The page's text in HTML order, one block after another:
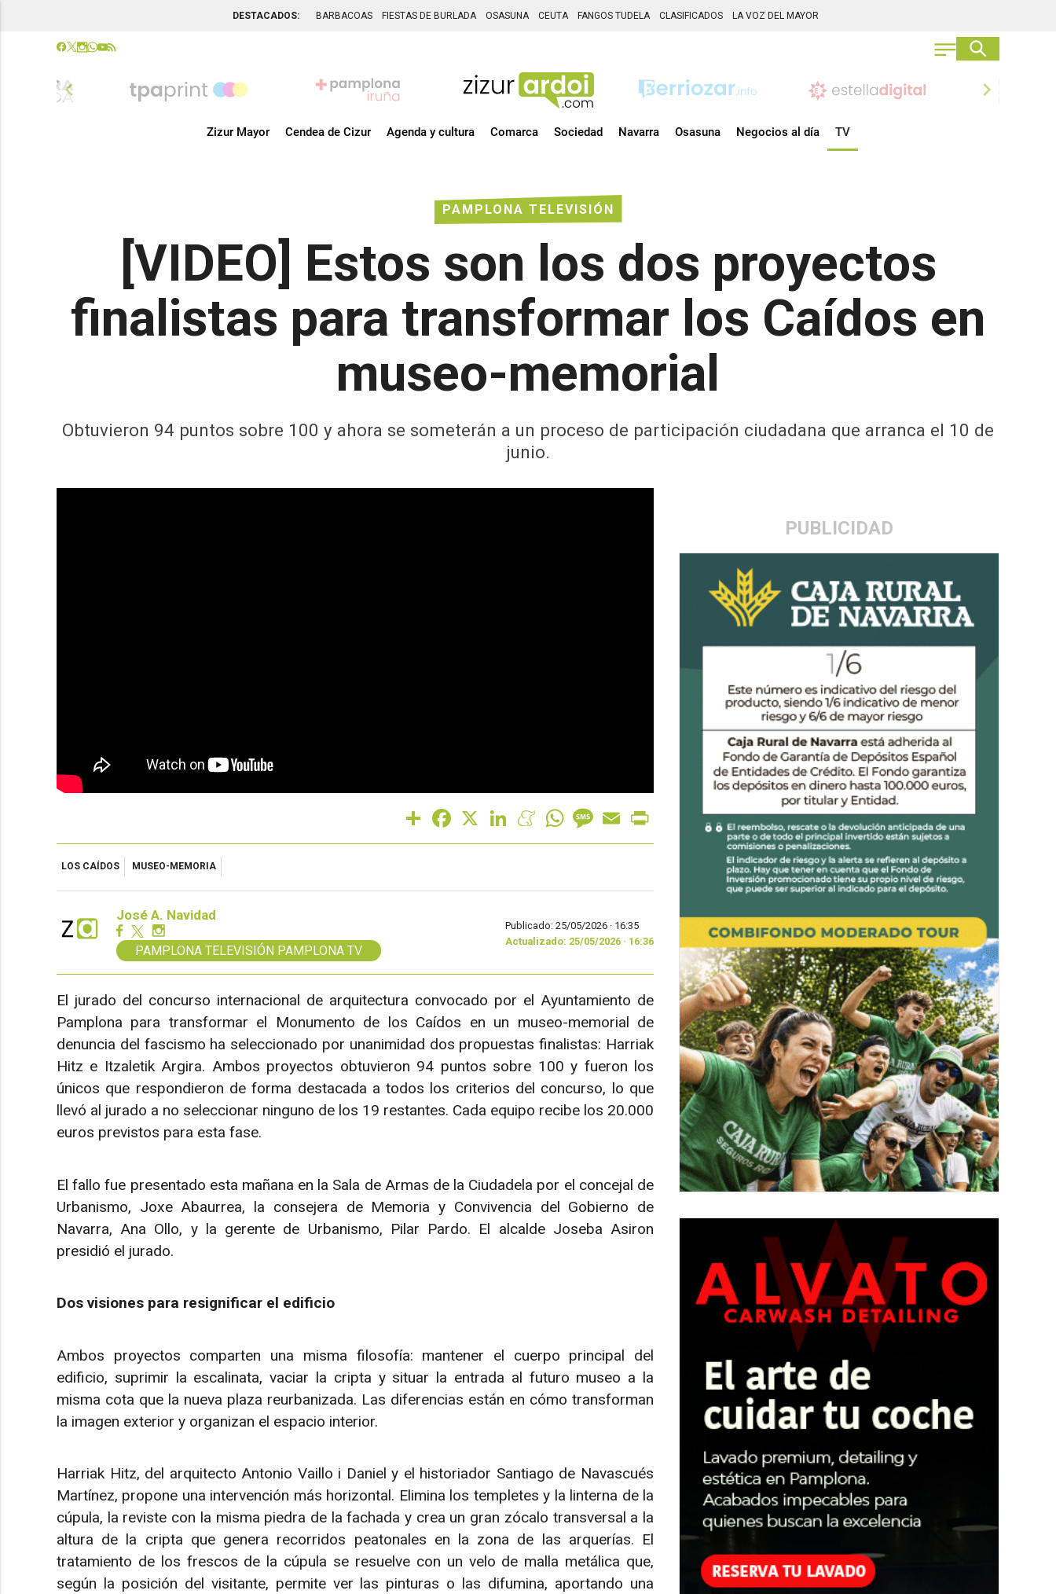
DESTACADOS: BARBACOAS FIESTAS DE BURLADA OSASUNA CEUTA FANGOS TUDELA CLASIFICADOS LA VOZ DEL MAYOR
chevron_left chevron_right
Zizur Mayor Cendea de Cizur Agenda y cultura Comarca Sociedad Navarra Osasuna Negocios al día TV
PAMPLONA TELEVISIÓN
[VIDEO] Estos son los dos proyectos
finalistas para transformar los Caídos en
museo-memorial
Obtuvieron 94 puntos sobre 100 y ahora se someterán a un proceso de participación ciudadana que arranca el 10 de
junio.
PUBLICIDAD
Share Facebook LinkedInMeneameWhatsAppMessage
Email
LOS CAÍDOS MUSEO-MEMORIA
José A. Navidad
PAMPLONA TELEVISIÓN PAMPLONA TV
Publicado: 25/05/2026 · 16:35
Actualizado: 25/05/2026 · 16:36
El jurado del concurso internacional de arquitectura convocado por el Ayuntamiento de
Pamplona para transformar el Monumento de los Caídos en un museo-memorial de
denuncia del fascismo ha seleccionado por unanimidad dos propuestas finalistas: Harriak
Hitz e Itzaletik Argira. Ambos proyectos obtuvieron 94 puntos sobre 100 y fueron los
únicos que respondieron de forma destacada a todos los criterios del concurso, lo que
llevó al jurado a no seleccionar ninguno de los 19 restantes. Cada equipo recibe los 20.000
euros previstos para esta fase.
El fallo fue presentado esta mañana en la Sala de Armas de la Ciudadela por el concejal de
Urbanismo, Joxe Abaurrea, la consejera de Memoria y Convivencia del Gobierno de
Navarra, Ana Ollo, y la gerente de Urbanismo, Pilar Pardo. El alcalde Joseba Asiron
presidió el jurado.
Dos visiones para resignificar el edificio
Ambos proyectos comparten una misma filosofía: mantener el cuerpo principal del
edificio, suprimir la escalinata, vaciar la cripta y situar la entrada al futuro museo a la
misma cota que la nueva plaza reurbanizada. Las diferencias están en cómo transforman
la imagen exterior y organizan el espacio interior.
Harriak Hitz, del arquitecto Antonio Vaillo i Daniel y el historiador Santiago de Navascués
Martínez, propone una intervención más horizontal. Elimina los templetes y la linterna de la
cúpula, la reviste con la misma piedra de la fachada y crea un gran zócalo transversal a la
altura de la cripta que genera recorridos peatonales en la zona de las arquerías. El
tratamiento de los frescos de la cúpula se resuelve con un velo de malla metálica que,
según la posición del visitante, permite ver las pinturas o las difumina, aportando una